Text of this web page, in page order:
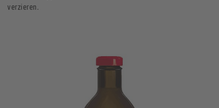
verzieren.